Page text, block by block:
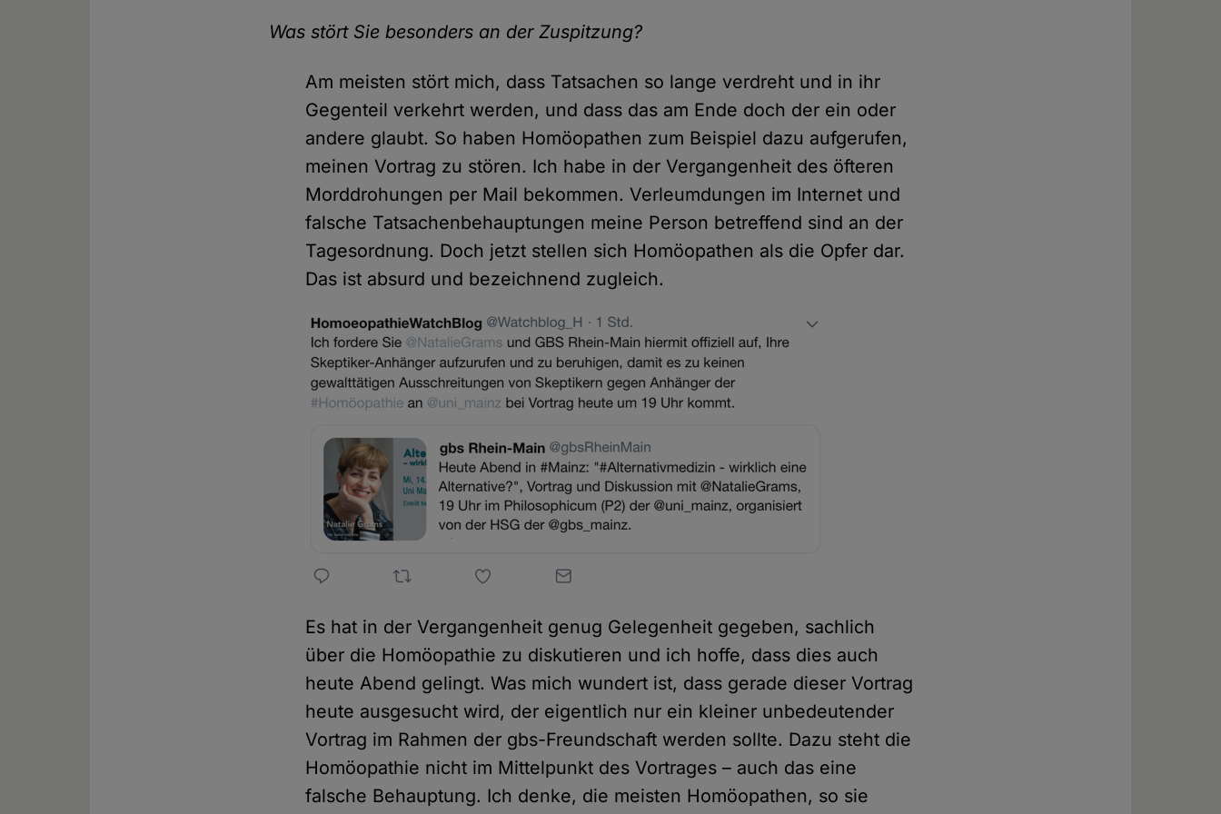
Was stört Sie besonders an der Zuspitzung?
Am meisten stört mich, dass Tatsachen so lange verdreht und in ihr
Gegenteil verkehrt werden, und dass das am Ende doch der ein oder
andere glaubt. So haben Homöopathen zum Beispiel dazu aufgerufen,
meinen Vortrag zu stören. Ich habe in der Vergangenheit des öfteren
Morddrohungen per Mail bekommen. Verleumdungen im Internet und
falsche Tatsachenbehauptungen meine Person betreffend sind an der
Tagesordnung. Doch jetzt stellen sich Homöopathen als die Opfer dar.
Das ist absurd und bezeichnend zugleich.
Es hat in der Vergangenheit genug Gelegenheit gegeben, sachlich
über die Homöopathie zu diskutieren und ich hoffe, dass dies auch
heute Abend gelingt. Was mich wundert ist, dass gerade dieser Vortrag
heute ausgesucht wird, der eigentlich nur ein kleiner unbedeutender
Vortrag im Rahmen der gbs-Freundschaft werden sollte. Dazu steht die
Homöopathie nicht im Mittelpunkt des Vortrages – auch das eine
falsche Behauptung. Ich denke, die meisten Homöopathen, so sie